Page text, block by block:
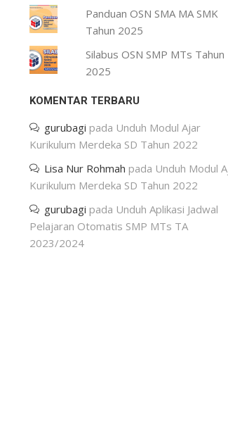
Panduan OSN SMA MA SMK
Tahun 2025
Silabus OSN SMP MTs Tahun
2025
KOMENTAR TERBARU
gurubagi pada Unduh Modul Ajar
Kurikulum Merdeka SD Tahun 2022
Lisa Nur Rohmah pada Unduh Modul
Kurikulum Merdeka SD Tahun 2022
gurubagi pada Unduh Aplikasi Jadwal
Pelajaran Otomatis SMP MTs TA
2023/2024